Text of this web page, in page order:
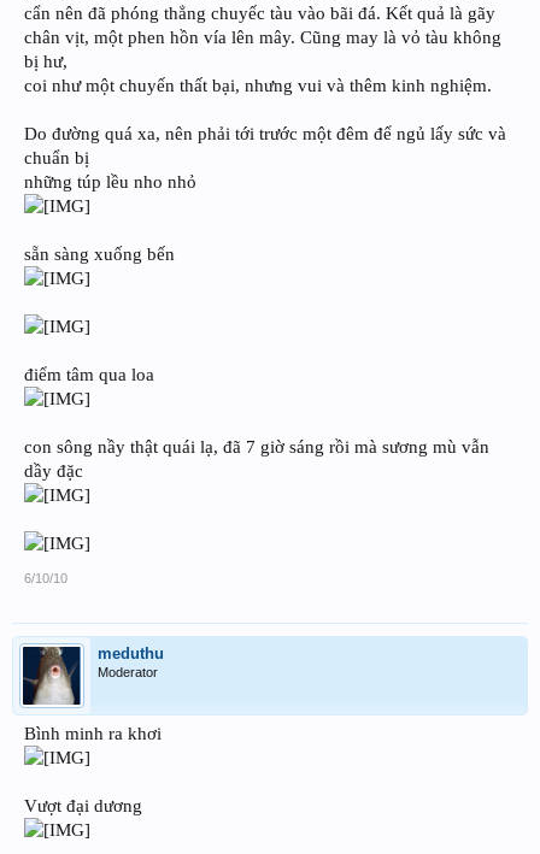
cẩn nên đã phóng thẳng chuyếc tàu vào bãi đá. Kết quả là gãy
chân vịt, một phen hồn vía lên mây. Cũng may là vỏ tàu không
bị hư,
coi như một chuyến thất bại, nhưng vui và thêm kinh nghiệm.
Do đường quá xa, nên phải tới trước một đêm để ngủ lấy sức và
chuẩn bị
những túp lều nho nhỏ
sẵn sàng xuống bến
điểm tâm qua loa
con sông nầy thật quái lạ, đã 7 giờ sáng rồi mà sương mù vẫn
dầy đặc
6/10/10
meduthu
Moderator
Bình minh ra khơi
Vượt đại dương